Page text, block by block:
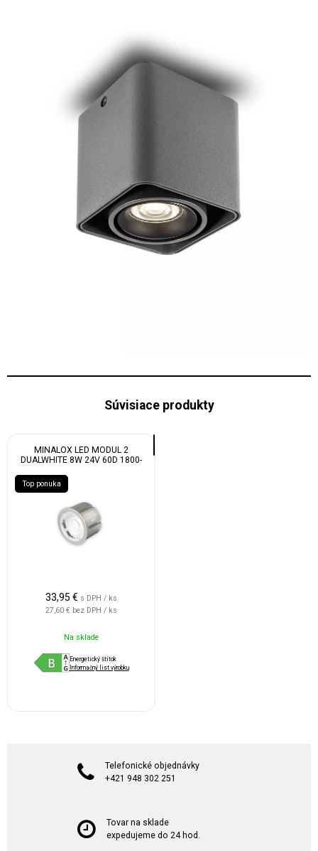
Súvisiace produkty
MINALOX LED MODUL 2
DUALWHITE 8W 24V 60D 1800-
Top ponuka
33,95 € s DPH / ks
27,60 € bez DPH / ks
Na sklade
Energetický štítok
Informačný list výrobku
Telefonické objednávky
+421 948 302 251
Tovar na sklade
expedujeme do 24 hod.